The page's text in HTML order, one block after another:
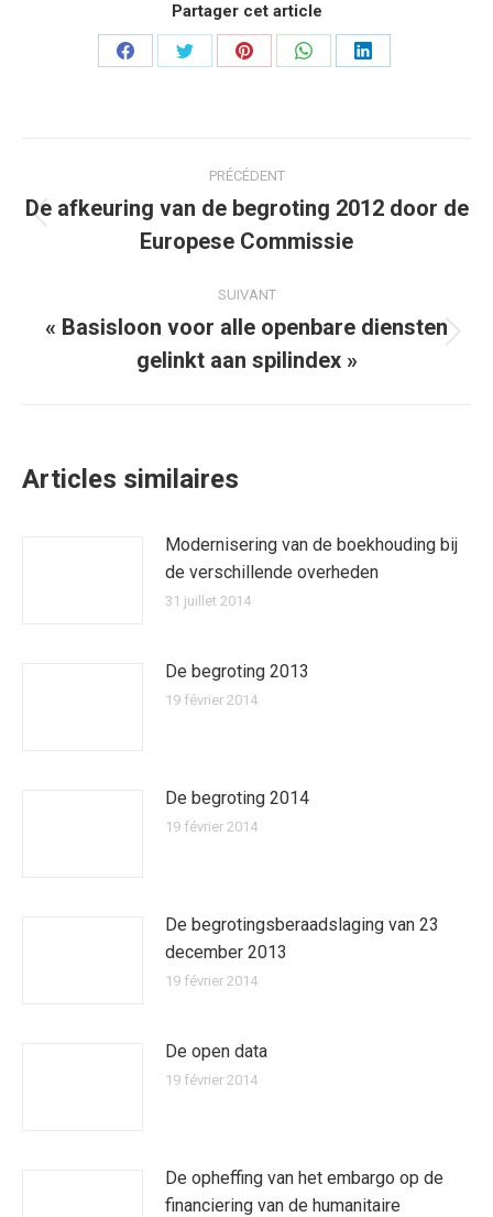
Partager cet article
PartagerPartagerPartagerPartagerPartager
article
PRÉCÉDENT
Article
précédent
De afkeuring van de begroting 2012 door de
Europese Commissie
SUIVANT
Article
suivant
« Basisloon voor alle openbare diensten
gelinkt aan spilindex »
Articles similaires
Modernisering van de boekhouding bij
de verschillende overheden
31 juillet 2014
De begroting 2013
19 février 2014
De begroting 2014
19 février 2014
De begrotingsberaadslaging van 23
december 2013
19 février 2014
De open data
19 février 2014
De opheffing van het embargo op de
financiering van de humanitaire